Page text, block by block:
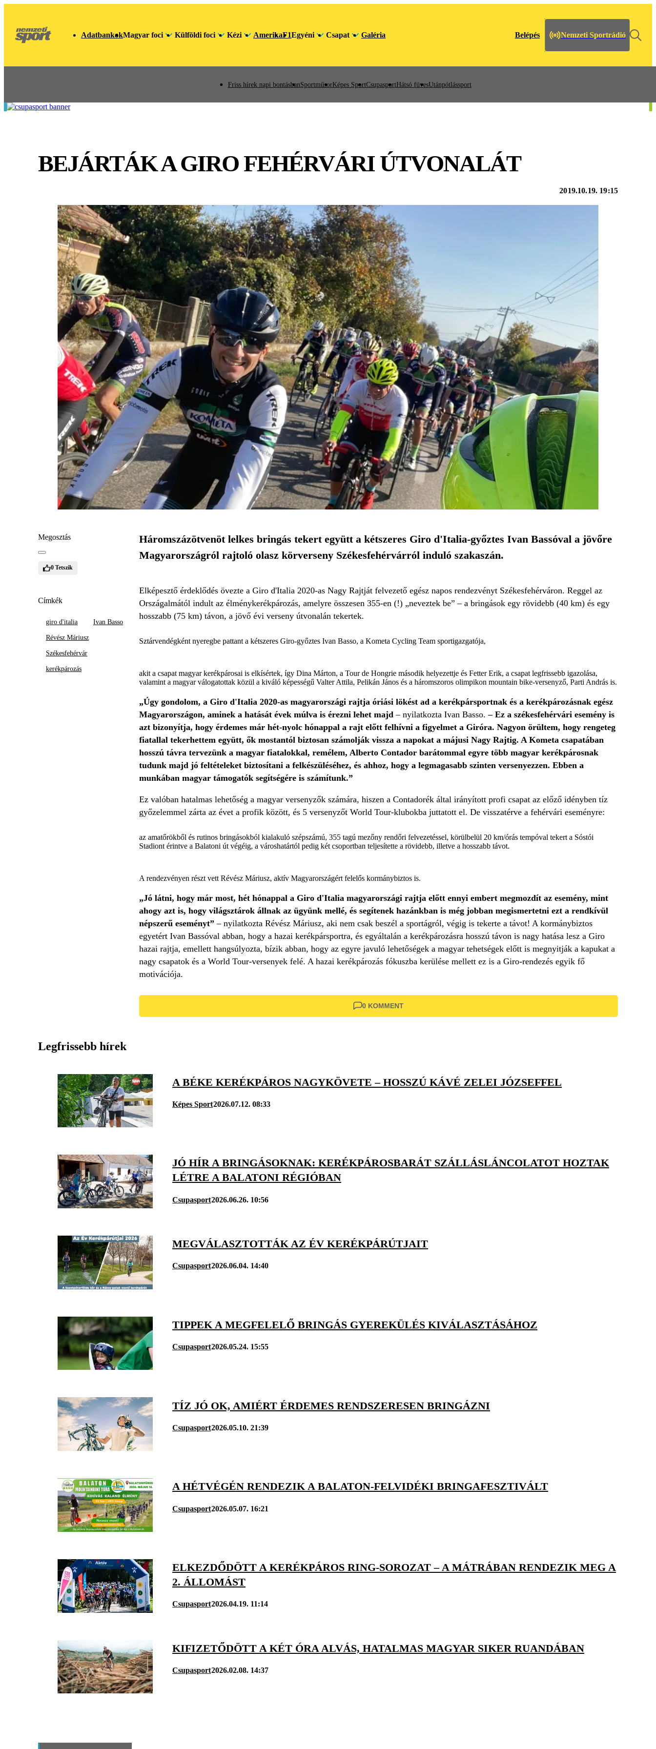
AdatbankokMagyar foci Külföldi foci Kézi AmerikaF1Egyéni Csapat Galéria Belépés Nemzeti Sportrádió
Friss hírek napi bontásbanSportműsorKépes SportCsupasportHátsó füvesUtánpótlássport
BEJÁRTÁK A GIRO FEHÉRVÁRI ÚTVONALÁT
2019.10.19. 19:15
Megosztás
0 Tetszik
Címkék
giro d'italia Ivan Basso
Révész Máriusz
Székesfehérvár
kerékpározás
Háromszázötvenöt lelkes bringás tekert együtt a kétszeres Giro d'Italia-győztes Ivan Bassóval a jövőre
Magyarországról rajtoló olasz körverseny Székesfehérvárról induló szakaszán.
Elképesztő érdeklődés övezte a Giro d'Italia 2020-as Nagy Rajtját felvezető egész napos rendezvényt Székesfehérváron. Reggel az
Országalmától indult az élménykerékpározás, amelyre összesen 355-en (!) „neveztek be” – a bringások egy rövidebb (40 km) és egy
hosszabb (75 km) távon, a jövő évi verseny útvonalán tekertek.
Sztárvendégként nyeregbe pattant a kétszeres Giro-győztes Ivan Basso, a Kometa Cycling Team sportigazgatója,
akit a csapat magyar kerékpárosai is elkísértek, így Dina Márton, a Tour de Hongrie második helyezettje és Fetter Erik, a csapat legfrissebb igazolása,
valamint a magyar válogatottak közül a kiváló képességű Valter Attila, Pelikán János és a háromszoros olimpikon mountain bike-versenyző, Parti András is.
„Úgy gondolom, a Giro d'Italia 2020-as magyarországi rajtja óriási lökést ad a kerékpársportnak és a kerékpározásnak egész
Magyarországon, aminek a hatását évek múlva is érezni lehet majd – nyilatkozta Ivan Basso.– Ez a székesfehérvári esemény is
azt bizonyítja, hogy érdemes már hét-nyolc hónappal a rajt előtt felhívni a figyelmet a Giróra. Nagyon örültem, hogy rengeteg
fiatallal tekerhettem együtt, ők mostantól biztosan számolják vissza a napokat a májusi Nagy Rajtig. A Kometa csapatában
hosszú távra tervezünk a magyar fiatalokkal, remélem, Alberto Contador barátommal egyre több magyar kerékpárosnak
tudunk majd jó feltételeket biztosítani a felkészüléséhez, és ahhoz, hogy a legmagasabb szinten versenyezzen. Ebben a
munkában magyar támogatók segítségére is számítunk.”
Ez valóban hatalmas lehetőség a magyar versenyzők számára, hiszen a Contadorék által irányított profi csapat az előző idényben tíz
győzelemmel zárta az évet a profik között, és 5 versenyzőt World Tour-klubokba juttatott el. De visszatérve a fehérvári eseményre:
az amatőrökből és rutinos bringásokból kialakuló szépszámú, 355 tagú mezőny rendőri felvezetéssel, körülbelül 20 km/órás tempóval tekert a Sóstói
Stadiont érintve a Balatoni út végéig, a városhatártól pedig két csoportban teljesítette a rövidebb, illetve a hosszabb távot.
A rendezvényen részt vett Révész Máriusz, aktív Magyarországért felelős kormánybiztos is.
„Jó látni, hogy már most, hét hónappal a Giro d'Italia magyarországi rajtja előtt ennyi embert megmozdít az esemény, mint
ahogy azt is, hogy világsztárok állnak az ügyünk mellé, és segítenek hazánkban is még jobban megismertetni ezt a rendkívül
népszerű eseményt”– nyilatkozta Révész Máriusz, aki nem csak beszél a sportágról, végig is tekerte a távot! A kormánybiztos
egyetért Ivan Bassóval abban, hogy a hazai kerékpársportra, és egyáltalán a kerékpározásra hosszú távon is nagy hatása lesz a Giro
hazai rajtja, emellett hangsúlyozta, bízik abban, hogy az egyre javuló lehetőségek a magyar tehetségek előtt is megnyitják a kapukat a
nagy csapatok és a World Tour-versenyek felé. A hazai kerékpározás fókuszba kerülése mellett ez is a Giro-rendezés egyik fő
motivációja.
0 KOMMENT
Legfrissebb hírek
A BÉKE KERÉKPÁROS NAGYKÖVETE – HOSSZÚ KÁVÉ ZELEI JÓZSEFFEL
Képes Sport2026.07.12. 08:33
JÓ HÍR A BRINGÁSOKNAK: KERÉKPÁROSBARÁT SZÁLLÁSLÁNCOLATOT HOZTAK
LÉTRE A BALATONI RÉGIÓBAN
Csupasport2026.06.26. 10:56
MEGVÁLASZTOTTÁK AZ ÉV KERÉKPÁRÚTJAIT
Csupasport2026.06.04. 14:40
TIPPEK A MEGFELELŐ BRINGÁS GYEREKÜLÉS KIVÁLASZTÁSÁHOZ
Csupasport2026.05.24. 15:55
TÍZ JÓ OK, AMIÉRT ÉRDEMES RENDSZERESEN BRINGÁZNI
Csupasport2026.05.10. 21:39
A HÉTVÉGÉN RENDEZIK A BALATON-FELVIDÉKI BRINGAFESZTIVÁLT
Csupasport2026.05.07. 16:21
ELKEZDŐDÖTT A KERÉKPÁROS RING-SOROZAT – A MÁTRÁBAN RENDEZIK MEG A
2. ÁLLOMÁST
Csupasport2026.04.19. 11:14
KIFIZETŐDÖTT A KÉT ÓRA ALVÁS, HATALMAS MAGYAR SIKER RUANDÁBAN
Csupasport2026.02.08. 14:37